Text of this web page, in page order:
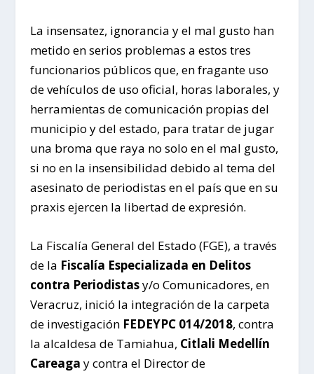
La insensatez, ignorancia y el mal gusto han
metido en serios problemas a estos tres
funcionarios públicos que, en fragante uso
de vehículos de uso oficial, horas laborales, y
herramientas de comunicación propias del
municipio y del estado, para tratar de jugar
una broma que raya no solo en el mal gusto,
si no en la insensibilidad debido al tema del
asesinato de periodistas en el país que en su
praxis ejercen la libertad de expresión.
La Fiscalía General del Estado (FGE), a través
de la Fiscalía Especializada en Delitos
contra Periodistasy/o Comunicadores, en
Veracruz, inició la integración de la carpeta
de investigación FEDEYPC 014/2018, contra
la alcaldesa de Tamiahua, Citlali Medellín
Careaga y contra el Director de